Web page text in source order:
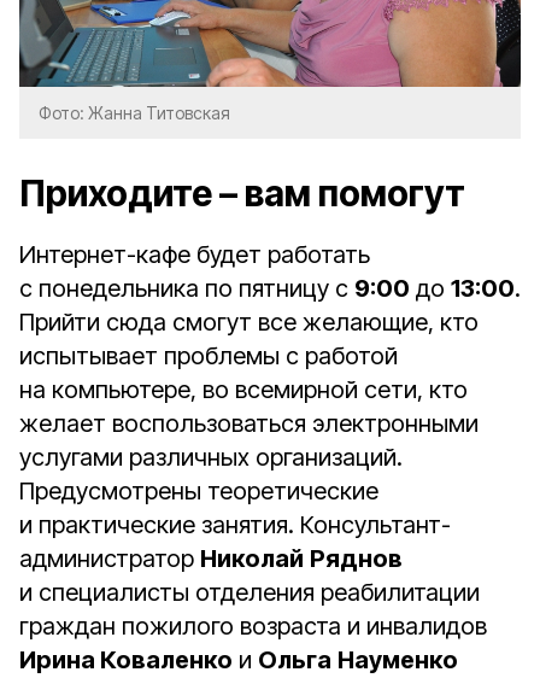
Фото: Жанна Титовская
Приходите – вам помогут
Интернет-кафе будет работать
с понедельника по пятницу с 9:00 до 13:00.
Прийти сюда смогут все желающие, кто
испытывает проблемы с работой
на компьютере, во всемирной сети, кто
желает воспользоваться электронными
услугами различных организаций.
Предусмотрены теоретические
и практические занятия. Консультант-
администратор Николай Ряднов
и специалисты отделения реабилитации
граждан пожилого возраста и инвалидов
Ирина Коваленко и Ольга Науменко